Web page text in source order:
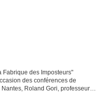
Fabrique des Imposteurs"
des conférences de
Roland Gori, professeur